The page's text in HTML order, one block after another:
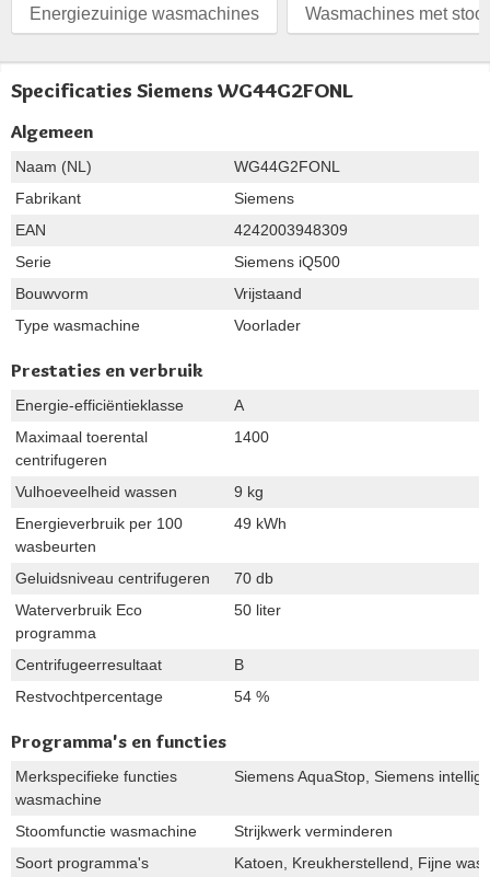
Energiezuinige wasmachines Wasmachines met
Specificaties Siemens WG44G2FONL
Algemeen
Naam (NL)
WG44G2FONL
Fabrikant
Siemens
EAN
4242003948309
Serie
Siemens iQ500
Bouwvorm
Vrijstaand
Type wasmachine
Voorlader
Prestaties en verbruik
Energie-efficiëntieklasse
A
Maximaal toerental
centrifugeren
1400
Vulhoeveelheid wassen
9 kg
Energieverbruik per 100
wasbeurten
49 kWh
Geluidsniveau centrifugeren
70 db
Waterverbruik Eco
programma
50 liter
Centrifugeerresultaat
B
Restvochtpercentage
54 %
Programma's en functies
Merkspecifieke functies
wasmachine
Siemens AquaStop, Siemens
Stoomfunctie wasmachine
Strijkwerk verminderen
Soort programma's
Katoen, Kreukherstellend, Fijne